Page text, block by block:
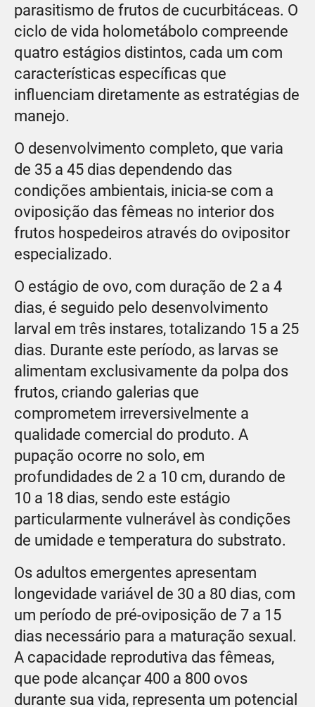
parasitismo de frutos de cucurbitáceas. O
ciclo de vida holometábolo compreende
quatro estágios distintos, cada um com
características específicas que
influenciam diretamente as estratégias de
manejo.
O desenvolvimento completo, que varia
de 35 a 45 dias dependendo das
condições ambientais, inicia-se com a
oviposição das fêmeas no interior dos
frutos hospedeiros através do ovipositor
especializado.
O estágio de ovo, com duração de 2 a 4
dias, é seguido pelo desenvolvimento
larval em três instares, totalizando 15 a 25
dias. Durante este período, as larvas se
alimentam exclusivamente da polpa dos
frutos, criando galerias que
comprometem irreversivelmente a
qualidade comercial do produto. A
pupação ocorre no solo, em
profundidades de 2 a 10 cm, durando de
10 a 18 dias, sendo este estágio
particularmente vulnerável às condições
de umidade e temperatura do substrato.
Os adultos emergentes apresentam
longevidade variável de 30 a 80 dias, com
um período de pré-oviposição de 7 a 15
dias necessário para a maturação sexual.
A capacidade reprodutiva das fêmeas,
que pode alcançar 400 a 800 ovos
durante sua vida, representa um potencial